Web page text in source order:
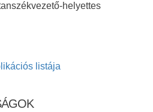
helyettes
listája